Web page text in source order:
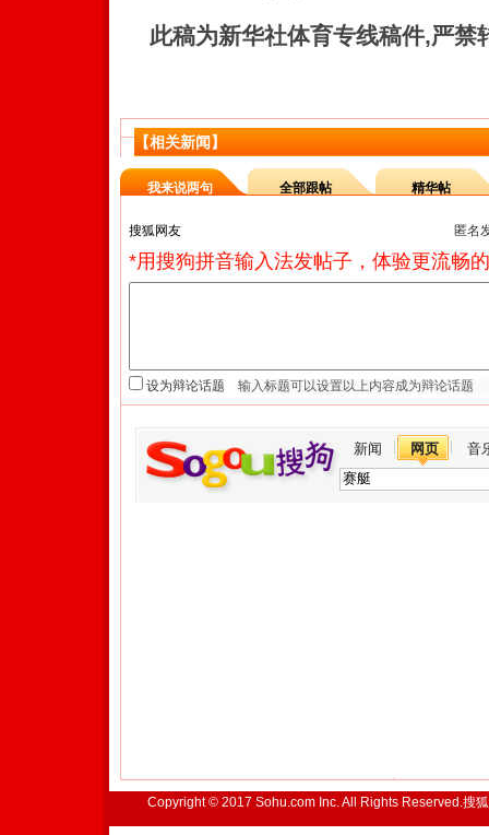
此稿为新华社体育专线稿件,严禁
【相关新闻】
我来说两句 全部跟帖 精华帖
匿名
*用搜狗拼音输入法发帖子，体验更流畅
设为辩论话题
新闻 网页 音
Copyright © 2017 Sohu.com Inc. All Rights Reserved.搜